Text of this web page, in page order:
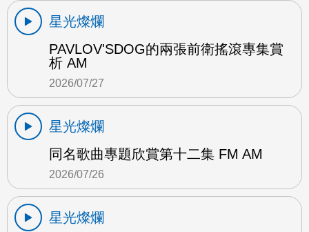
星光燦爛
PAVLOV'SDOG的兩張前衛搖滾專集賞
析 AM
2026/07/27
星光燦爛
同名歌曲專題欣賞第十二集 FM AM
2026/07/26
星光燦爛